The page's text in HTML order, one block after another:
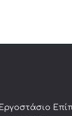
Εργοστάσιο